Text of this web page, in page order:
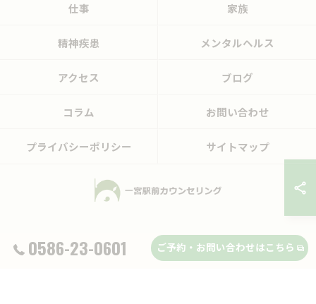
0586-23-0601 ご予約・お問い合わせはこちら
仕事 家族
精神疾患 メンタルヘルス
アクセス ブログ
コラム お問い合わせ
プライバシーポリシー サイトマップ
© 2026 愛知県一宮市のカウンセリングなら一宮駅前カウンセリング ALL RIGHTS
RESERVED.